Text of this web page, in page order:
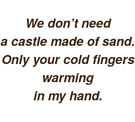
We don’t need
a castle made of sand.
Only your cold fingers
warming
in my hand.